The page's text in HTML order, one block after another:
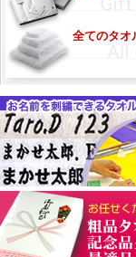
全てのタオ